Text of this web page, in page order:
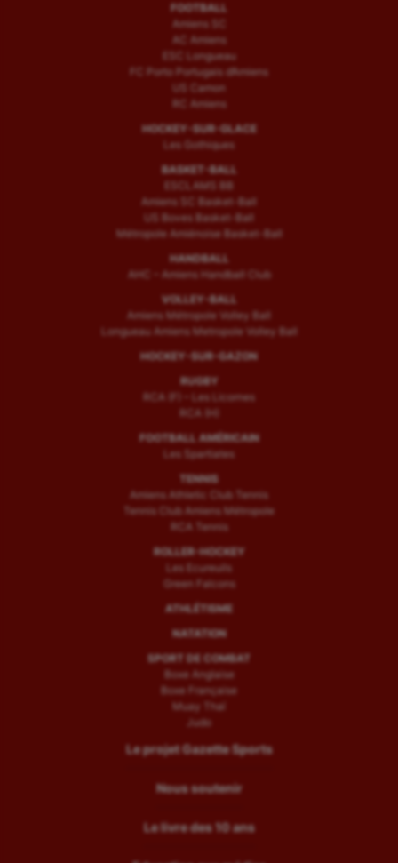
FOOTBALL
Amiens SC
AC Amiens
ESC Longueau
FC Porto Portugais d’Amiens
US Camon
RC Amiens
HOCKEY-SUR-GLACE
Les Gothiques
BASKET-BALL
ESCLAMS BB
Amiens SC Basket-Ball
US Boves Basket-Ball
Métropole Amiénoise Basket-Ball
HANDBALL
AHC – Amiens Handball Club
VOLLEY-BALL
Amiens Métropole Volley Ball
Longueau Amiens Metropole Volley Ball
HOCKEY-SUR-GAZON
RUGBY
RCA (F) – Les Licornes
RCA (H)
FOOTBALL AMÉRICAIN
Les Spartiates
TENNIS
Amiens Athletic Club Tennis
Tennis Club Amiens Métropole
RCA Tennis
ROLLER-HOCKEY
Les Ecureuils
Green Falcons
ATHLÉTISME
NATATION
SPORT DE COMBAT
Boxe Anglaise
Boxe Française
Muay Thaï
Judo
Le projet Gazette Sports
Nous soutenir
Le livre des 10 ans